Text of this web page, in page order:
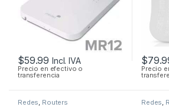
$59.99 Incl. IVA
Precio en efectivo o
transferencia
$
Precio
Redes Routers Redes